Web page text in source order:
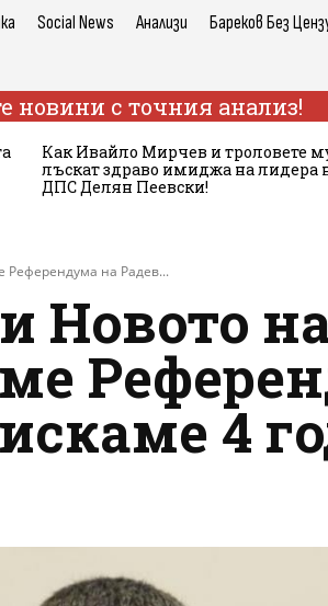
Social News Анализи Бареков Без
новини с точния анализ!
Как Ивайло Мирчев и троловете
лъскат здраво имиджа на лидера
ДПС Делян Пеевски!
Референдума на Радев...
Новото
4